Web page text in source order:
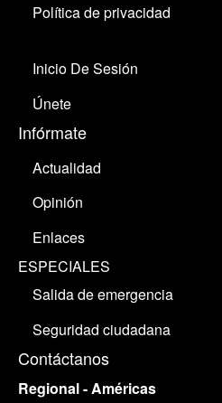
Política de privacidad
Inicio De Sesión
Únete
Infórmate
Actualidad
Opinión
Enlaces
ESPECIALES
Salida de emergencia
Seguridad ciudadana
Contáctanos
Regional - Américas